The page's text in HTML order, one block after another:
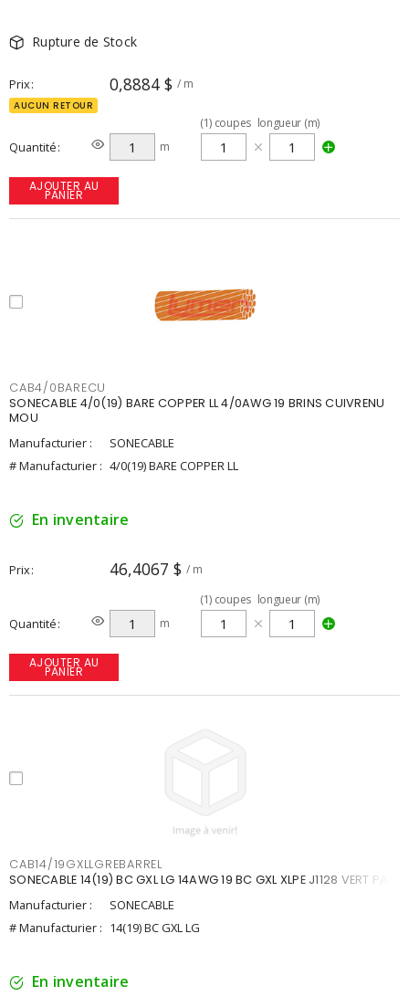
Rupture de Stock
Prix 0,8884 $ / m
AUCUN RETOUR
Quantité m
(1) coupes longueur (m)
AJOUTER AU
PANIER
CAB4/0BARECU
SONECABLE 4/0(19) BARE COPPER LL 4/0AWG 19 BRINS CUIVRENU
MOU
Manufacturier :
SONECABLE
# Manufacturier : 4/0(19) BARE COPPER LL
En inventaire
Prix 46,4067 $ / m
Quantité m
(1) coupes longueur (m)
AJOUTER AU
PANIER
CAB14/19GXLLGREBARREL
SONECABLE 14(19) BC GXL LG 14AWG 19 BC GXL XLPE J1128 VERT PALE
Manufacturier :
SONECABLE
# Manufacturier : 14(19) BC GXL LG
En inventaire